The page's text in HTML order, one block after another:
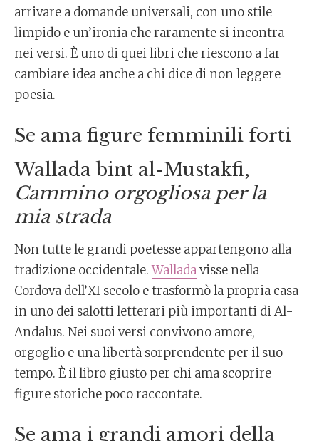
arrivare a domande universali, con uno stile
limpido e un’ironia che raramente si incontra
nei versi. È uno di quei libri che riescono a far
cambiare idea anche a chi dice di non leggere
poesia.
Se ama figure femminili forti
Wallada bint al-Mustakfi,
Cammino orgogliosa per la
mia strada
Non tutte le grandi poetesse appartengono alla
tradizione occidentale.Walladavisse nella
Cordova dell’XI secolo e trasformò la propria casa
in uno dei salotti letterari più importanti di Al-
Andalus. Nei suoi versi convivono amore,
orgoglio e una libertà sorprendente per il suo
tempo. È il libro giusto per chi ama scoprire
figure storiche poco raccontate.
Se ama i grandi amori della